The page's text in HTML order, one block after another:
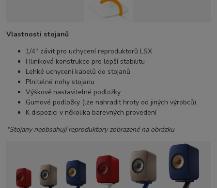
Vlastnosti stojanů
1/4" závit pro uchycení reproduktorů LSX
Hliníková konstrukce pro lepší stabilitu
Lehké uchycení kabelů do stojanů
Plnitelné nohy stojanu
Výškově nastavitelné podložky
Gumové podložky (lze nahradit hroty od jiných výrobců)
K dispozici v několika barevných provedení
*Stojany neobsahují reproduktory zobrazené na obrázku